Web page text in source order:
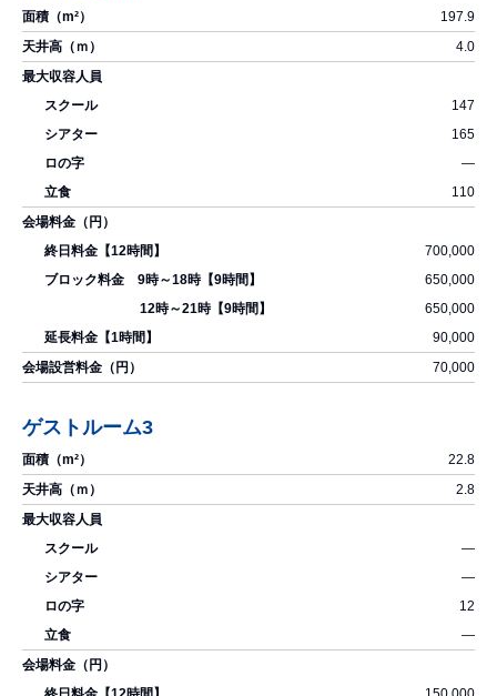
197.9
4.0
147
165
―
110
700,000
650,000
650,000
90,000
70,000
ゲストルーム3
22.8
2.8
―
―
12
―